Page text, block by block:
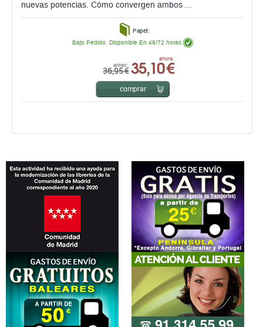
nuevas potencias. Cómo convergen ambos ...
Papel:
antes:
36,95 €
ahora:
35,10 €
Bajo Pedido. Disponible En 48/72 horas
comprar